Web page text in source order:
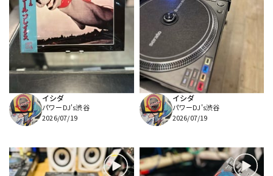
イシダ
パワーDJ's渋谷
2026/07/19
イシダ
パワーDJ's渋谷
2026/07/19